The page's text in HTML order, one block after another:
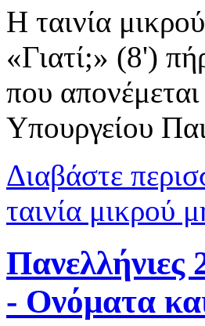
Η ταινία
«Γιατί;» (8')
που
Υπουργείου
Διαβάστε
ταινία μικρού
Πανελλήνιες
- Ονόματα